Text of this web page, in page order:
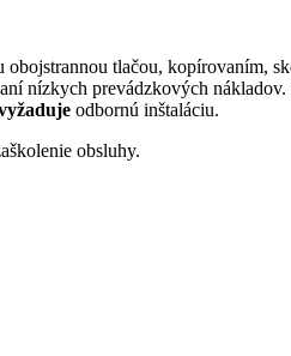
tlačou, kopírovaním,
nízkych prevádzkových
odbornú inštaláciu.
obsluhy.